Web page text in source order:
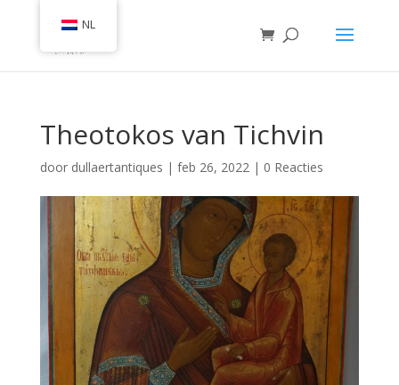
Theotokos van Tichvin
door dullaertantiques | feb 26, 2022| 0 Reacties
NL